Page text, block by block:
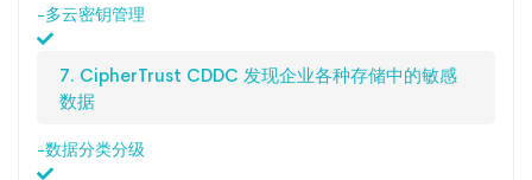
-多云密钥管理
7. CipherTrust CDDC 发现企业各种存储中的敏感
数据
-数据分类分级